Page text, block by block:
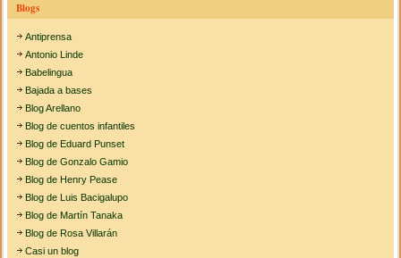
Blogs
Antiprensa
Antonio Linde
Babelingua
Bajada a bases
Blog Arellano
Blog de cuentos infantiles
Blog de Eduard Punset
Blog de Gonzalo Gamio
Blog de Henry Pease
Blog de Luis Bacigalupo
Blog de Martín Tanaka
Blog de Rosa Villarán
Casi un blog